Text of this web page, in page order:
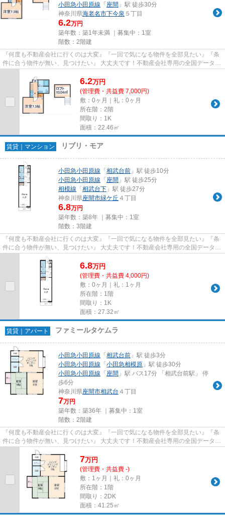
小田急小田原線 「 座間 」駅 徒歩30分
神奈川県海老名市下今泉 ５丁目
6.2万円
築年数：築1年未満 ｜募集中： 1室
階数：2階建
『何度も不動産会社に行くのは大変』『一回で気になる物件を全部見たい』『条
件に合う物件が無い、見つけたい』 大丈夫です！不動産会社専用の全国データベ
6.2万円
(管理費・共益費 7,000円)
敷：0ヶ月｜礼：0ヶ月
所在階：2階
間取り：1K
面積：22.46㎡
賃貸｜マンション リブリ・モア
小田急小田原線 「 相武台前 」駅 徒歩10分
小田急小田原線 「 座間 」駅 徒歩25分
相模線 「 相武台下 」駅 徒歩27分
神奈川県座間市緑ケ丘 ４丁目
6.8万円
築年数：築8年 ｜募集中： 1室
階数：3階建
『何度も不動産会社に行くのは大変』『一回で気になる物件を全部見たい』『条
件に合う物件が無い、見つけたい』 大丈夫です！不動産会社専用の全国データベ
ースを利用して、エリアを問...
6.8万円
(管理費・共益費 4,000円)
敷：0ヶ月｜礼：1ヶ月
所在階：1階
間取り：1K
面積：27.32㎡
賃貸｜アパート ファミールタケムラ
小田急小田原線 「 相武台前 」駅 徒歩3分
小田急小田原線 「 小田急相模原 」駅 徒歩30分
小田急小田原線 「 座間 」駅 バス17分 「相武台前駅」 停
歩6分
神奈川県座間市相武台 ４丁目
7万円
築年数：築36年 ｜募集中： 1室
階数：2階建
『何度も不動産会社に行くのは大変』『一回で気になる物件を全部見たい』『条
件に合う物件が無い、見つけたい』 大丈夫です！不動産会社専用の全国データベ
ースを利用して、エリアを問...
7万円
(管理費・共益費 -)
敷：1ヶ月｜礼：0ヶ月
所在階：1階
間取り：2DK
面積：41.25㎡